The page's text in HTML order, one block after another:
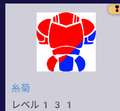
❢
糸菊
レベル131